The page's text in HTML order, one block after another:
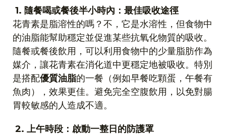
1. 隨餐喝或餐後半小時內：最佳吸收途徑
花青素是脂溶性的嗎？不，它是水溶性，但食物中
的油脂能幫助穩定並促進某些抗氧化物質的吸收。
隨餐或餐後飲用，可以利用食物中的少量脂肪作為
媒介，讓花青素在消化道中更穩定地被吸收。特別
是搭配優質油脂的一餐（例如早餐吃顆蛋，午餐有
魚肉），效果更佳。避免完全空腹飲用，以免對腸
胃較敏感的人造成不適。
2. 上午時段：啟動一整日的防護罩